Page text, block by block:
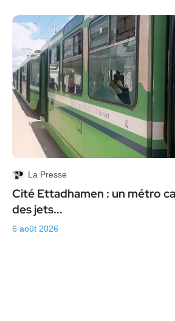
La Presse
Cité Ettadhamen : un métro
des jets...
6 août 2026